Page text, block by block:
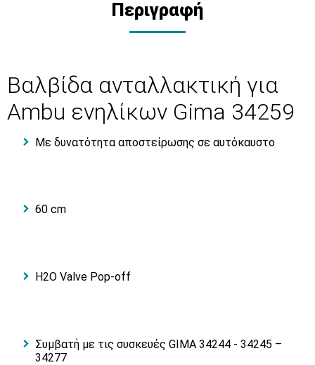
Περιγραφή
Βαλβίδα ανταλλακτική για
Ambu ενηλίκων Gima 34259
Με δυνατότητα αποστείρωσης σε αυτόκαυστο
60 cm
H2O Valve Pop-off
Συμβατή με τις συσκευές GIMA 34244 - 34245 –
34277